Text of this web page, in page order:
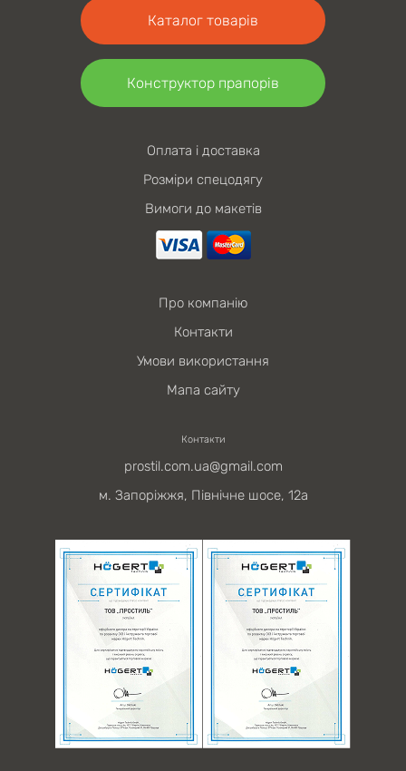
Каталог товарів
Конструктор прапорів
Оплата і доставка
Розміри спецодягу
Вимоги до макетів
Про компанію
Контакти
Умови використання
Мапа сайту
Контакти
prostil.com.ua@gmail.com
м. Запоріжжя, Північне шосе, 12а